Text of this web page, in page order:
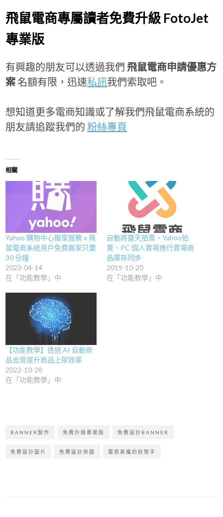
飛鼠電商專屬讀者免費升級 FotoJet
專業版
有興趣的朋友可以透過我們 飛鼠電商申請優惠方
案 名額有限，迅速私訊我們索取吧。
想知道更多電商知識或了解我們飛鼠電商系統的
朋友請追蹤我們的粉絲專頁
相關
Yahoo 購物中心搬家服務 x 飛
鼠電商系統用戶免費搬家只要
30 分鐘
2023-04-14
在「功能教學」中
自動將露天拍賣、Yahoo拍
賣、PC 個人賣場進行賣場商
品庫存同步
2019-10-20
在「功能教學」中
【功能教學】透過 AI 自動商
品去背提升商品上架效率
2022-10-28
在「功能教學」中
BANNER製作 免費升級專業版 免費設計BANNER
免費設計圖片 免費設計拚圖 電商美編的好幫手